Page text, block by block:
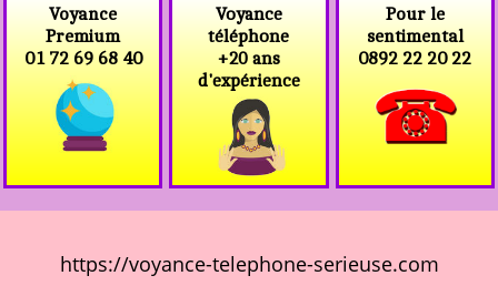
Voyance
Premium
01 72 69 68 40
Voyance
téléphone
+20 ans
d'expérience
Pour le
sentimental
0892 22 20 22
https://voyance-telephone-serieuse.com